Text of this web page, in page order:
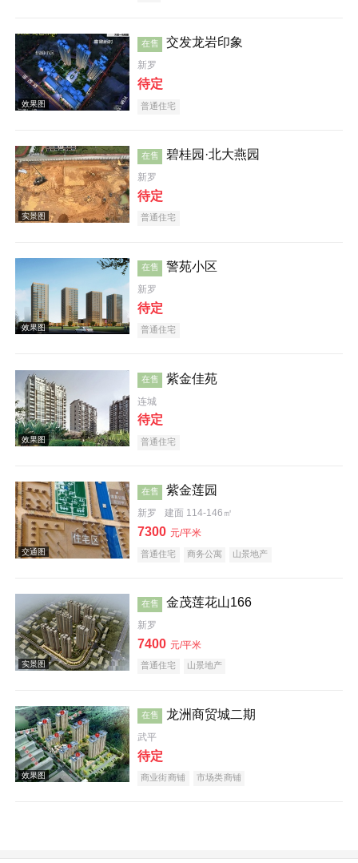
样板间
效果图
效果图
在售 交发龙岩印象
新罗
待定
普通住宅
实景图
在售 碧桂园·北大燕园
新罗
待定
普通住宅
在售 警苑小区
新罗
待定
普通住宅
在售 紫金佳苑
连城
待定
普通住宅
在售 紫金莲园
新罗 建面 114-146㎡
7300 元/平米
普通住宅 商务公寓 山景地产
在售 金茂莲花山166
新罗
7400 元/平米
普通住宅 山景地产
在售 龙洲商贸城二期
武平
待定
商业街商铺 市场类商铺